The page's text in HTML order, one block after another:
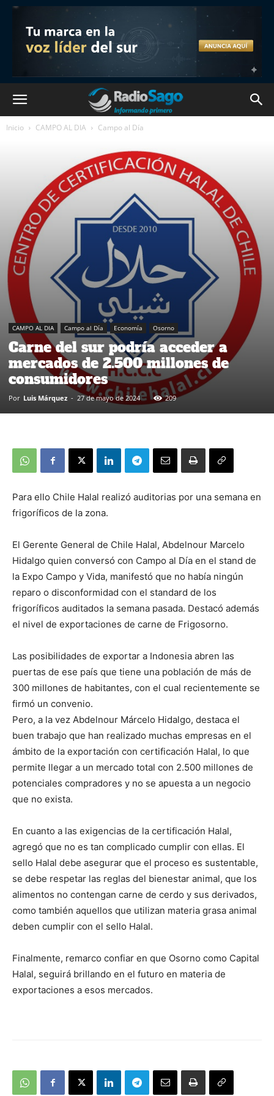
Inicio CAMPO AL DIA Campo al Día
CAMPO AL DIA Campo al Día Economía Osorno
Carne del sur podría acceder a
mercados de 2.500 millones de
consumidores
Por Luis Márquez - 27 de mayo de 2024 209
Para ello Chile Halal realizó auditorias por una semana en
frigoríficos de la zona.
El Gerente General de Chile Halal, Abdelnour Marcelo
Hidalgo quien conversó con Campo al Día en el stand de
la Expo Campo y Vida, manifestó que no había ningún
reparo o disconformidad con el standard de los
frigoríficos auditados la semana pasada. Destacó además
el nivel de exportaciones de carne de Frigosorno.
Las posibilidades de exportar a Indonesia abren las
puertas de ese país que tiene una población de más de
300 millones de habitantes, con el cual recientemente se
firmó un convenio.
Pero, a la vez Abdelnour Márcelo Hidalgo, destaca el
buen trabajo que han realizado muchas empresas en el
ámbito de la exportación con certificación Halal, lo que
permite llegar a un mercado total con 2.500 millones de
potenciales compradores y no se apuesta a un negocio
que no exista.
En cuanto a las exigencias de la certificación Halal,
agregó que no es tan complicado cumplir con ellas. El
sello Halal debe asegurar que el proceso es sustentable,
se debe respetar las reglas del bienestar animal, que los
alimentos no contengan carne de cerdo y sus derivados,
como también aquellos que utilizan materia grasa animal
deben cumplir con el sello Halal.
Finalmente, remarco confiar en que Osorno como Capital
Halal, seguirá brillando en el futuro en materia de
exportaciones a esos mercados.